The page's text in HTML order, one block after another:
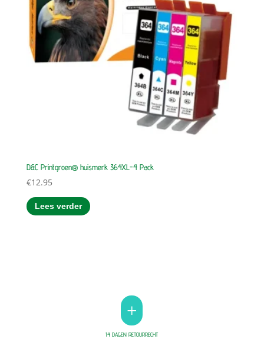
D&C Printgroen® huismerk 364XL-4 Pack
€12.95
Lees verder
+
14 DAGEN RETOURRECHT